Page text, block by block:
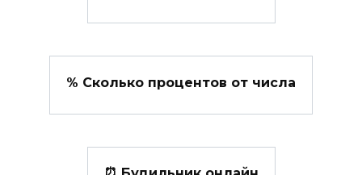
% Сколько процентов от числа